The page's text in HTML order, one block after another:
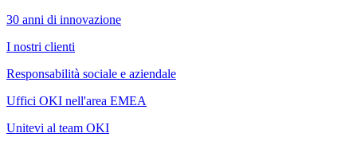
30 anni di innovazione
I nostri clienti
Responsabilità sociale e aziendale
Uffici OKI nell'area EMEA
Unitevi al team OKI